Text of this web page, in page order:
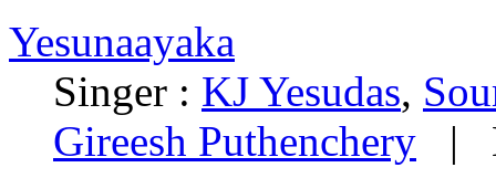
Yesunaayaka
Singer : KJ Yesudas,
Gireesh Puthenchery |